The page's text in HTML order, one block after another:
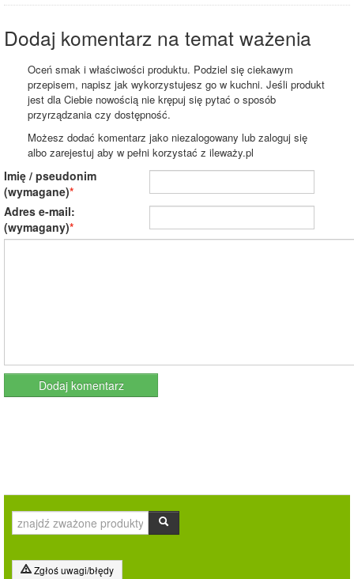
Dodaj komentarz na temat ważenia
Oceń smak i właściwości produktu. Podziel się ciekawym
przepisem, napisz jak wykorzystujesz go w kuchni. Jeśli produkt
jest dla Ciebie nowością nie krępuj się pytać o sposób
przyrządzania czy dostępność.
Możesz dodać komentarz jako niezalogowany lub zaloguj się
albo zarejestuj aby w pełni korzystać z ileważy.pl
Imię / pseudonim
(wymagane)
Adres e-mail:
(wymagany)
Zgłoś uwagi/błędy